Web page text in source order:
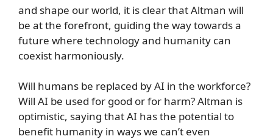
and shape our world, it is clear that Altman will
be at the forefront, guiding the way towards a
future where technology and humanity can
coexist harmoniously.
Will humans be replaced by AI in the workforce?
Will AI be used for good or for harm? Altman is
optimistic, saying that AI has the potential to
benefit humanity in ways we can’t even